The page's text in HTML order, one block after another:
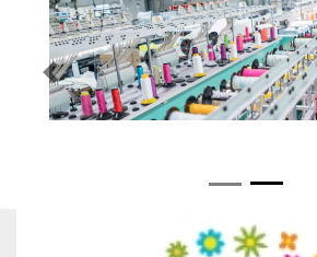
Previous